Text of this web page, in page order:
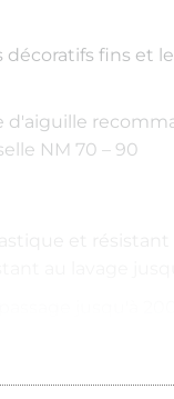
décoratifs fins et
d'aiguille
NM 70 – 90
la bobine
: No./Tkt. 100 |